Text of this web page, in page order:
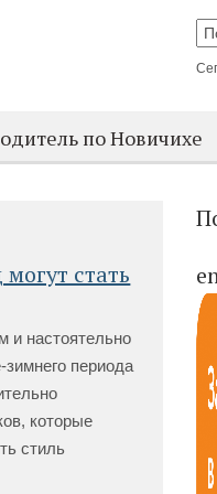
по Новичихе
стать
и настоятельно
периода
которые
стиль